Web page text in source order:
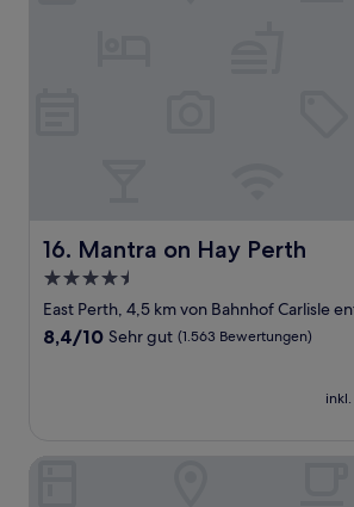
16. Mantra on Hay Perth
Mantra on Hay Perth
4.5-
Sterne-
Unterkunft
East Perth, 4,5 km von Bahnhof Carlisle
8.4
Bewertungen)
8,4/10 Sehr gut (1.563 Bewertungen)